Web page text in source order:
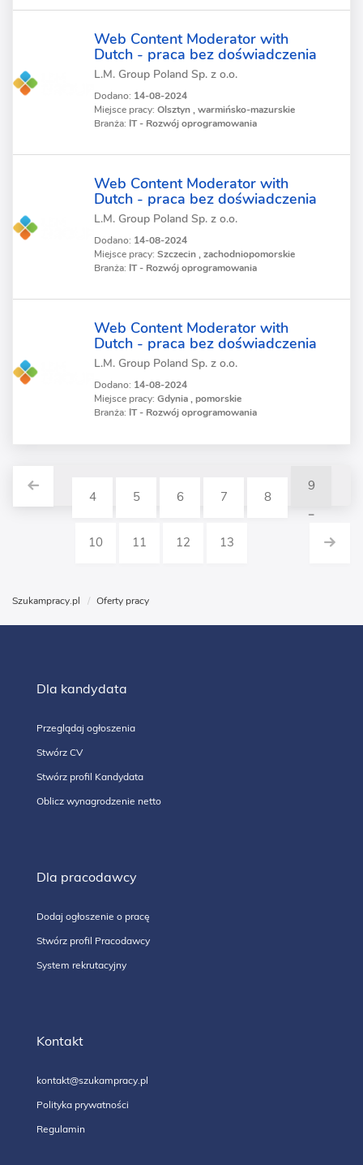
Web Content Moderator with
Dutch - praca bez doświadczenia
L.M. Group Poland Sp. z o.o.
Dodano: 14-08-2024
Miejsce pracy: Olsztyn , warmińsko-mazurskie
Branża: IT - Rozwój oprogramowania
Web Content Moderator with
Dutch - praca bez doświadczenia
L.M. Group Poland Sp. z o.o.
Dodano: 14-08-2024
Miejsce pracy: Szczecin , zachodniopomorskie
Branża: IT - Rozwój oprogramowania
Web Content Moderator with
Dutch - praca bez doświadczenia
L.M. Group Poland Sp. z o.o.
Dodano: 14-08-2024
Miejsce pracy: Gdynia , pomorskie
Branża: IT - Rozwój oprogramowania
4 5 6 7 8
9
10 11 12 13
Szukampracy.pl Oferty pracy
Dla kandydata
Przeglądaj ogłoszenia
Stwórz CV
Stwórz profil Kandydata
Oblicz wynagrodzenie netto
Dla pracodawcy
Dodaj ogłoszenie o pracę
Stwórz profil Pracodawcy
System rekrutacyjny
Kontakt
kontakt@szukampracy.pl
Polityka prywatności
Regulamin